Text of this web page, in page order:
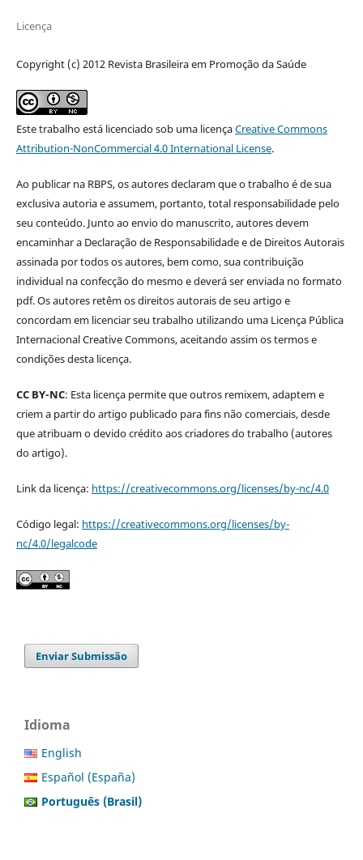
Licença
Copyright (c) 2012 Revista Brasileira em Promoção da Saúde
Este trabalho está licenciado sob uma licençaCreative Commons
Attribution-NonCommercial 4.0 International License.
Ao publicar na RBPS, os autores declaram que o trabalho é de sua
exclusiva autoria e assumem, portanto, total responsabilidade pelo
seu conteúdo. Junto ao envio do manuscrito, autores devem
encaminhar a Declaração de Responsabilidade e de Direitos Autorais
assinada por todos os autores, bem como, sua contribuição
individual na confecção do mesmo e deverá ser enviada no formato
pdf. Os autores retêm os direitos autorais de seu artigo e
concordam em licenciar seu trabalho utilizando uma Licença Pública
Internacional Creative Commons, aceitando assim os termos e
condições desta licença.
CC BY-NC: Esta licença permite que outros remixem, adaptem e
criem a partir do artigo publicado para fins não comerciais, desde
que atribuam o devido crédito aos criadores do trabalho (autores
do artigo).
Link da licença: https://creativecommons.org/licenses/by-nc/4.0
Código legal: https://creativecommons.org/licenses/by-
nc/4.0/legalcode
Enviar Submissão
Idioma
English
Español (España)
Português (Brasil)